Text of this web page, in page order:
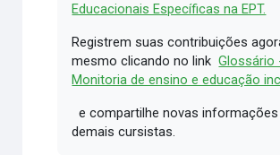
Educacionais Específicas na EPT.
Registrem suas contribuições
mesmo clicando no linkGlossário
Monitoria de ensino e educação
e compartilhe novas
demais cursistas.